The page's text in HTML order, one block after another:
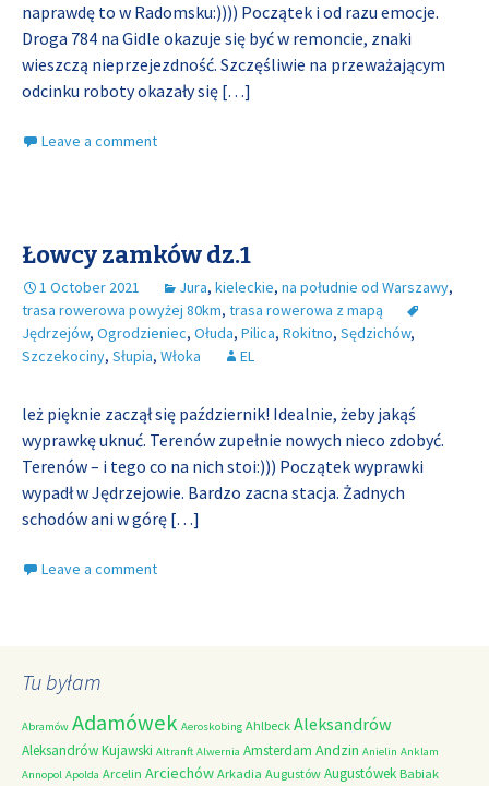
naprawdę to w Radomsku:)))) Początek i od razu emocje.
Droga 784 na Gidle okazuje się być w remoncie, znaki
wieszczą nieprzejezdność. Szczęśliwie na przeważającym
odcinku roboty okazały się […]
Leave a comment
Łowcy zamków dz.1
1 October 2021 Jura, kieleckie, na południe od Warszawy,
trasa rowerowa powyżej 80km, trasa rowerowa z mapą
Jędrzejów, Ogrodzieniec, Ołuda, Pilica, Rokitno, Sędzichów,
Szczekociny, Słupia, Włoka EL
leż pięknie zaczął się październik! Idealnie, żeby jakąś
wyprawkę uknuć. Terenów zupełnie nowych nieco zdobyć.
Terenów – i tego co na nich stoi:))) Początek wyprawki
wypadł w Jędrzejowie. Bardzo zacna stacja. Żadnych
schodów ani w górę […]
Leave a comment
Tu byłam
Abramów Adamówek Aeroskobing Ahlbeck Aleksandrów
Aleksandrów Kujawski Altranft Alwernia Amsterdam Andzin Anielin Anklam
Annopol Apolda Arcelin Arciechów Arkadia Augustów Augustówek Babiak